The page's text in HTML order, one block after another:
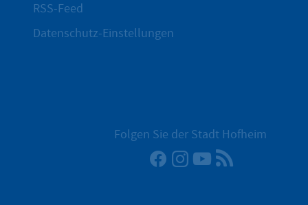
RSS-Feed
Datenschutz-Einstellungen
Folgen Sie der Stadt Hofheim
Facebook
Instagram
YouTube